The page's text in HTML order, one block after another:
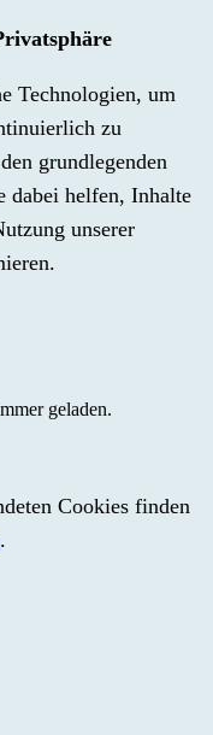
Technologien, um
zu
grundlegenden
dabei helfen, Inhalte
unserer
geladen.
Cookies finden
.